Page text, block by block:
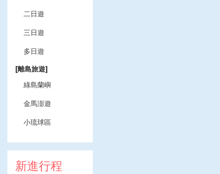
二日遊
三日遊
多日遊
[離島旅遊]
綠島蘭嶼
金馬澎遊
小琉球區
新進行程